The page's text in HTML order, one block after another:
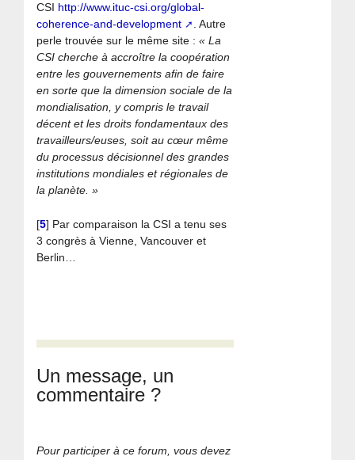
CSI http://www.ituc-csi.org/global-
coherence-and-development
. Autre
perle trouvée sur le même site :« La
CSI cherche à accroître la coopération
entre les gouvernements afin de faire
en sorte que la dimension sociale de la
mondialisation, y compris le travail
décent et les droits fondamentaux des
travailleurs/euses, soit au cœur même
du processus décisionnel des grandes
institutions mondiales et régionales de
la planète. »
[5] Par comparaison la CSI a tenu ses
3 congrès à Vienne, Vancouver et
Berlin…
Un message, un
commentaire ?
Pour participer à ce forum, vous devez